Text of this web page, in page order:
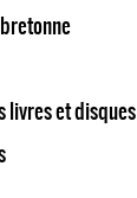
livres et disques